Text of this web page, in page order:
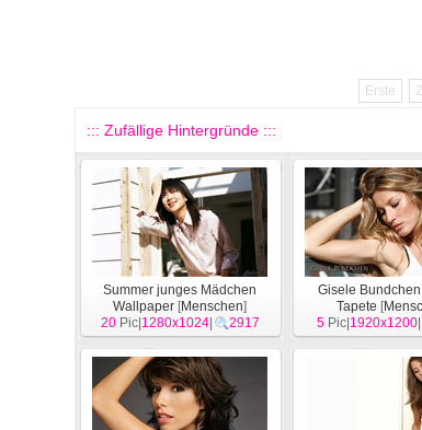
Erste
::: Zufällige Hintergründe :::
Summer junges Mädchen
Wallpaper [Menschen]
20Pic| 1280x1024| 2917
Gisele
Tapete [
5 Pic| 1920x1200